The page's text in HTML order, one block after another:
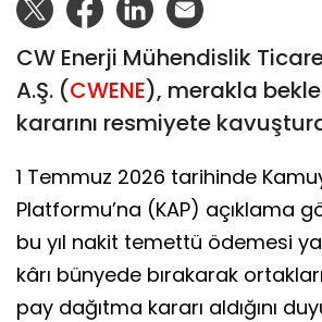
CW Enerji Mühendislik
A.Ş. (CWENE), merakla
kararını resmiyete
1 Temmuz 2026 tarihinde
Platformu’na (KAP) açıklama
bu yıl nakit temettü ödemesi
kârı bünyede bırakarak
pay dağıtma kararı aldığını